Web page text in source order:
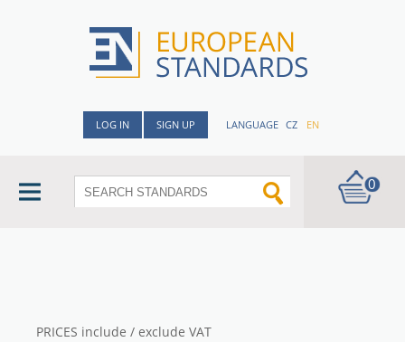
LOG IN SIGN UP LANGUAGE CZ EN
0
PRICES include / exclude VAT